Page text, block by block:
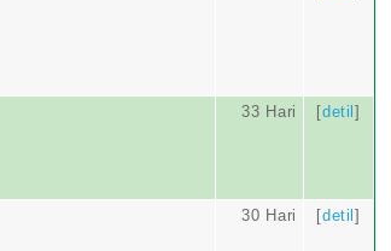
33 Hari [detil]
30 Hari [detil]